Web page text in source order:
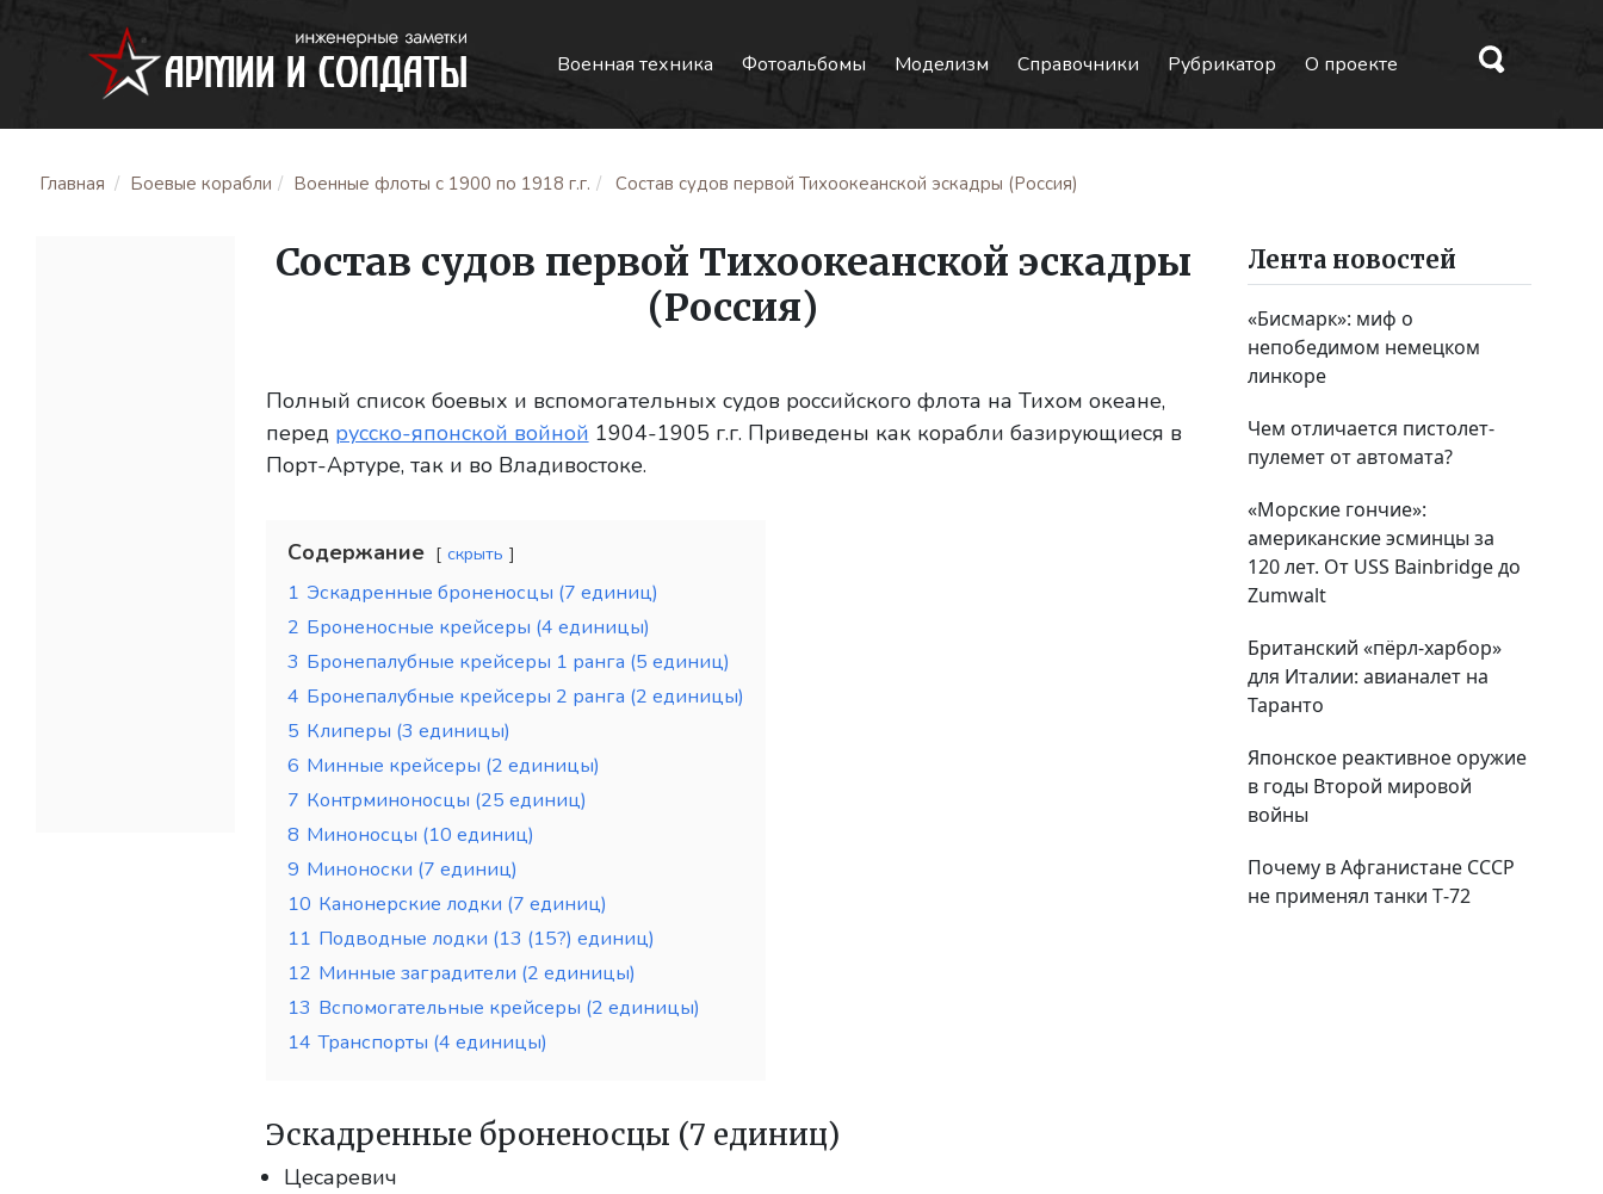
Военная техника Фотоальбомы Моделизм Справочники Рубрикатор О проекте
Главная Боевые корабли Военные флоты с 1900 по 1918 г.г. Состав судов первой Тихоокеанской эскадры (Россия)
Состав судов первой Тихоокеанской эскадры
(Россия)
Полный список боевых и вспомогательных судов российского флота на Тихом океане,
перед русско-японской войной 1904-1905 г.г. Приведены как корабли базирующиеся в
Порт-Артуре, так и во Владивостоке.
Содержание скрыть
1 Эскадренные броненосцы (7 единиц)
2 Броненосные крейсеры (4 единицы)
3 Бронепалубные крейсеры 1 ранга (5 единиц)
4 Бронепалубные крейсеры 2 ранга (2 единицы)
5 Клиперы (3 единицы)
6 Минные крейсеры (2 единицы)
7 Контрминоносцы (25 единиц)
8 Миноносцы (10 единиц)
9 Миноноски (7 единиц)
10 Канонерские лодки (7 единиц)
11 Подводные лодки (13 (15?) единиц)
12 Минные заградители (2 единицы)
13 Вспомогательные крейсеры (2 единицы)
14 Транспорты (4 единицы)
Эскадренные броненосцы (7 единиц)
Цесаревич
Лента новостей
«Бисмарк»: миф о
непобедимом немецком
линкоре
Чем отличается пистолет-
пулемет от автомата?
«Морские гончие»:
американские эсминцы за
120 лет. От USS Bainbridge до
Zumwalt
Британский «пёрл-харбор»
для Италии: авианалет на
Таранто
Японское реактивное оружие
в годы Второй мировой
войны
Почему в Афганистане СССР
не применял танки Т‑72